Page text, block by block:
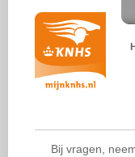
Bij vragen,